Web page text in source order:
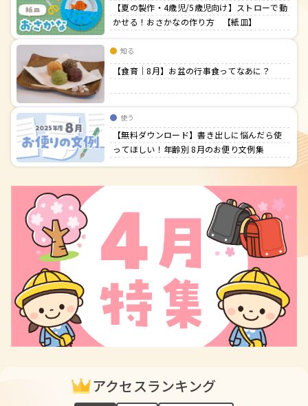
【夏の製作・4歳児/5歳児向け】ストローで動
かせる！おさかなの作り方 【紙皿】
知る
【食育｜8月】お盆の行事食ってなあに？
使う
【無料ダウンロード】書き出しに悩んだら使
ってほしい！年齢別 8月のお便り文例集
アクセスランキング